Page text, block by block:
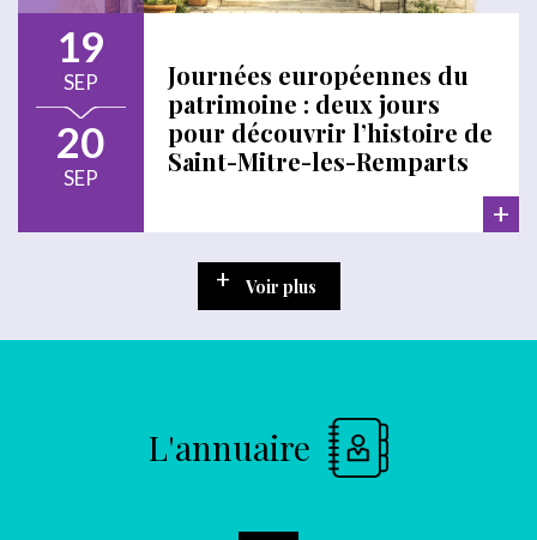
19
SEP
20
SEP
Journées européennes du
patrimoine : deux jours
pour découvrir l’histoire de
Saint-Mitre-les-Remparts
+
Voir plus
L'annuaire